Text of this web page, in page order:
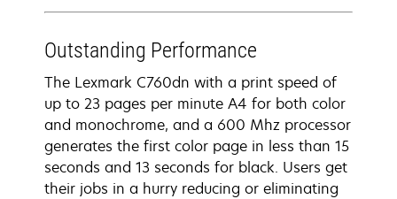
Outstanding Performance
The Lexmark C760dn with a print speed of
up to 23 pages per minute A4 for both color
and monochrome, and a 600 Mhz processor
generates the first color page in less than 15
seconds and 13 seconds for black. Users get
their jobs in a hurry reducing or eliminating